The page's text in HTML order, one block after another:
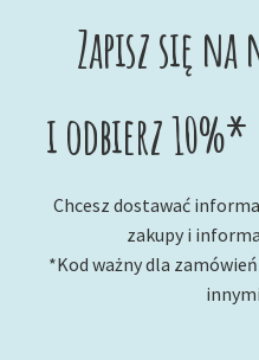
Zapisz się
i odbierz 10%*
Chcesz dostawać
zakupy i
*Kod ważny dla zamówień